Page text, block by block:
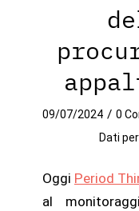
09/07/2024 / 0
Dati
Oggi Period
al